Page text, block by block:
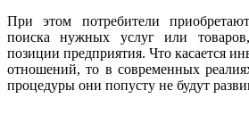
При этом потребители
поиска нужных услуг или
позиции предприятия. Что касается
отношений, то в современных
процедуры они попусту не будут